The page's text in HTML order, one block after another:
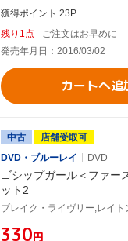
獲得ポイント 23P
残り1点
ご注文はお早めに
発売年月日：2016/03/02
カートへ追
中古
店舗受取可
DVD・ブルーレイ
DVD
ゴシップガール＜ファー
ット2
¥330円